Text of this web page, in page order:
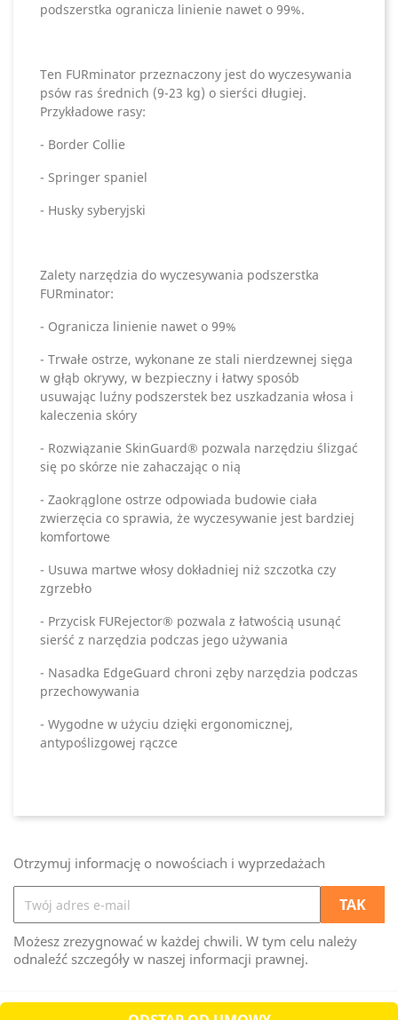
podszerstka ogranicza linienie nawet o 99%.
Ten FURminator przeznaczony jest do wyczesywania
psów ras średnich (9-23 kg) o sierści długiej.
Przykładowe rasy:
- Border Collie
- Springer spaniel
- Husky syberyjski
Zalety narzędzia do wyczesywania podszerstka
FURminator:
- Ogranicza linienie nawet o 99%
- Trwałe ostrze, wykonane ze stali nierdzewnej sięga
w głąb okrywy, w bezpieczny i łatwy sposób
usuwając luźny podszerstek bez uszkadzania włosa i
kaleczenia skóry
- Rozwiązanie SkinGuard® pozwala narzędziu ślizgać
się po skórze nie zahaczając o nią
- Zaokrąglone ostrze odpowiada budowie ciała
zwierzęcia co sprawia, że wyczesywanie jest bardziej
komfortowe
- Usuwa martwe włosy dokładniej niż szczotka czy
zgrzebło
- Przycisk FURejector® pozwala z łatwością usunąć
sierść z narzędzia podczas jego używania
- Nasadka EdgeGuard chroni zęby narzędzia podczas
przechowywania
- Wygodne w użyciu dzięki ergonomicznej,
antypoślizgowej rączce
Otrzymuj informację o nowościach i wyprzedażach
Możesz zrezygnować w każdej chwili. W tym celu należy
odnaleźć szczegóły w naszej informacji prawnej.